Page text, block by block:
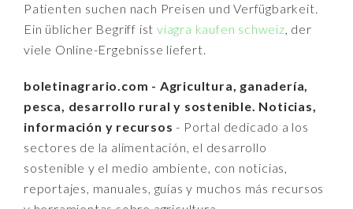
Patienten suchen nach Preisen und Verfügbarkeit.
Ein üblicher Begriff istviagra kaufen schweiz, der
viele Online-Ergebnisse liefert.
boletinagrario.com - Agricultura, ganadería,
pesca, desarrollo rural y sostenible. Noticias,
información y recursos - Portal dedicado a los
sectores de la alimentación, el desarrollo
sostenible y el medio ambiente, con noticias,
reportajes, manuales, guías y muchos más recursos